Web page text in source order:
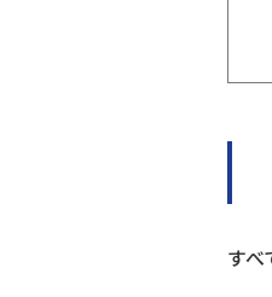
す